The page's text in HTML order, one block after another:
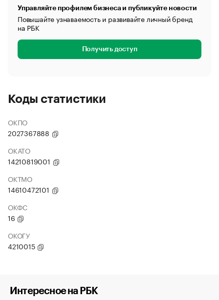
Управляйте профилем бизнеса и публикуйте новости
Повышайте узнаваемость и развивайте личный бренд
на РБК
Получить доступ
Коды статистики
ОКПО
2027367888
ОКАТО
14210819001
ОКТМО
14610472101
ОКФС
16
ОКОГУ
4210015
Интересное на РБК